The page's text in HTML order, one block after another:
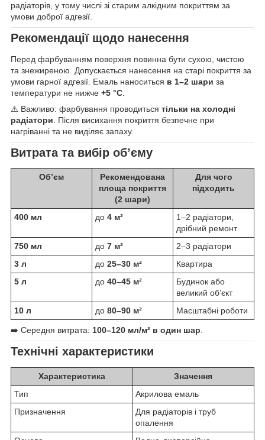
радіаторів, у тому числі зі старим алкідним покриттям за
умови доброї адгезії.
Рекомендації щодо нанесення
Перед фарбуванням поверхня повинна бути сухою, чистою
та знежиреною. Допускається нанесення на старі покриття за
умови гарної адгезії. Емаль наноситься в 1–2 шари за
температури не нижче +5 °C
⚠️ Важливо: фарбування проводиться тільки на холодні
радіатори . Після висихання покриття безпечне при
нагріванні та не виділяє запаху.
Витрата та вибір об’єму
Об’єм
Рекомендована
площа покриття
(2 шари)
Для чого
підходить
400 мл до 4 м²
1–2 радіатори,
дрібний ремонт
750 мл
до 7 м²
2–3 радіатори
3 л
до 25–30 м²
Квартира
5 л
до 40–45 м²
Будинок або
великий об’єкт
10 л
до 80–90 м² Масштабні роботи
➡️ Середня витрата: 100–120 мл/м² в один шар.
Технічні характеристики
Характеристика
Значення
Тип
Акрилова емаль
Призначення
Для радіаторів і труб
опалення